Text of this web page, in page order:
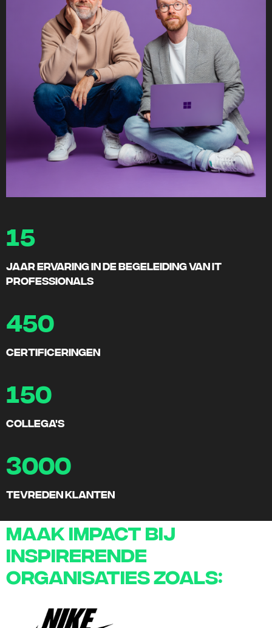
15
jaar ervaring in de begeleiding van IT
professionals
450
certificeringen
150
collega's
3000
tevreden klanten
Maak impact bij
inspirerende
organisaties zoals: